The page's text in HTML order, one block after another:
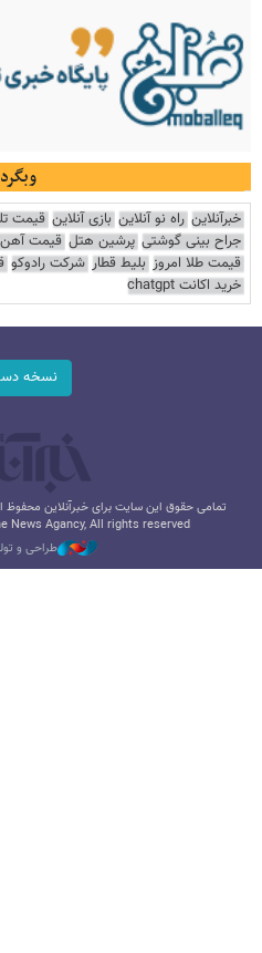
خبرآنلاین راه نو آنلاین بازی آنلاین قیمت
جراح بینی گوشتی پرشین هتل قیمت آهن
قیمت طلا امروز بلیط قطار شرکت رادوکو
خرید اکانت chatgpt
نسخه
تمامی حقوق این سایت برای خبرآنلاین محفوظ
News Agancy, All rights reserved
طراحی و